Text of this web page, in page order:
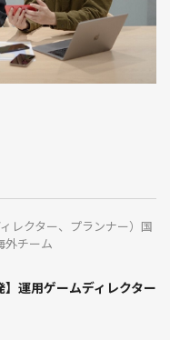
レクター、プランナー）国
外チーム
】運用ゲームディレクター